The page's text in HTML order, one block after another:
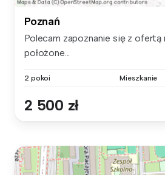
Poznań
Polecam zapoznanie się z ofertą
położone...
2 pokoi Mieszkanie
2 500 zł